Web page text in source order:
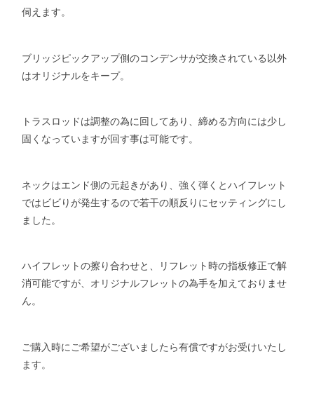
伺えます。
ブリッジピックアップ側のコンデンサが交換されている以外
はオリジナルをキープ。
トラスロッドは調整の為に回してあり、締める方向には少し
固くなっていますが回す事は可能です。
ネックはエンド側の元起きがあり、強く弾くとハイフレット
ではビビりが発生するので若干の順反りにセッティングにし
ました。
ハイフレットの擦り合わせと、リフレット時の指板修正で解
消可能ですが、オリジナルフレットの為手を加えておりませ
ん。
ご購入時にご希望がございましたら有償ですがお受けいたし
ます。